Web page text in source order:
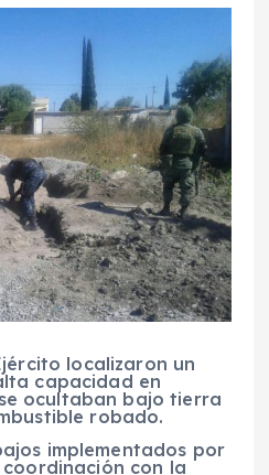
localizaron un
capacidad en
ocultaban bajo tierra
robado.
implementados por
con la